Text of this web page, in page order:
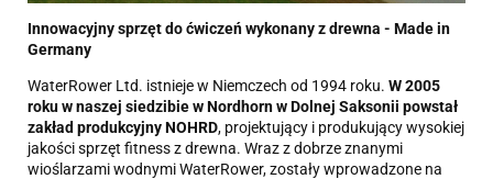
Innowacyjny sprzęt do ćwiczeń wykonany z drewna - Made in
Germany
WaterRower Ltd. istnieje w Niemczech od 1994 roku. W 2005
roku w naszej siedzibie w Nordhorn w Dolnej Saksonii powstał
zakład produkcyjny NOHRD, projektujący i produkujący wysokiej
jakości sprzęt fitness z drewna. Wraz z dobrze znanymi
wioślarzami wodnymi WaterRower, zostały wprowadzone na